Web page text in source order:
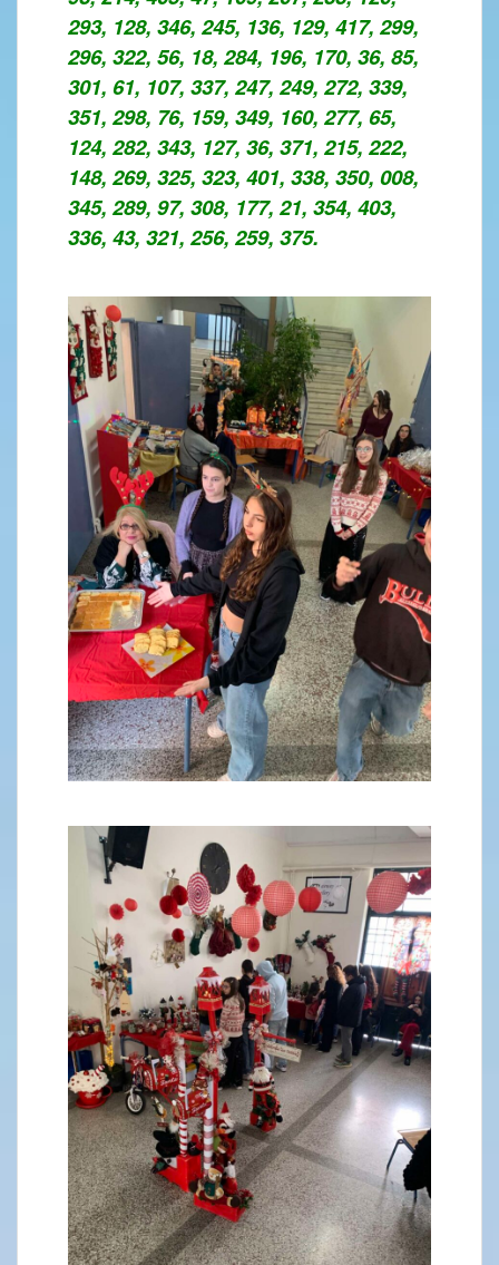
293, 128, 346, 245, 136, 129, 417, 299,
296, 322, 56, 18, 284, 196, 170, 36, 85,
301, 61, 107, 337, 247, 249, 272, 339,
351, 298, 76, 159, 349, 160, 277, 65,
124, 282, 343, 127, 36, 371, 215, 222,
148, 269, 325, 323, 401, 338, 350, 008,
345, 289, 97, 308, 177, 21, 354, 403,
336, 43, 321, 256, 259, 375.